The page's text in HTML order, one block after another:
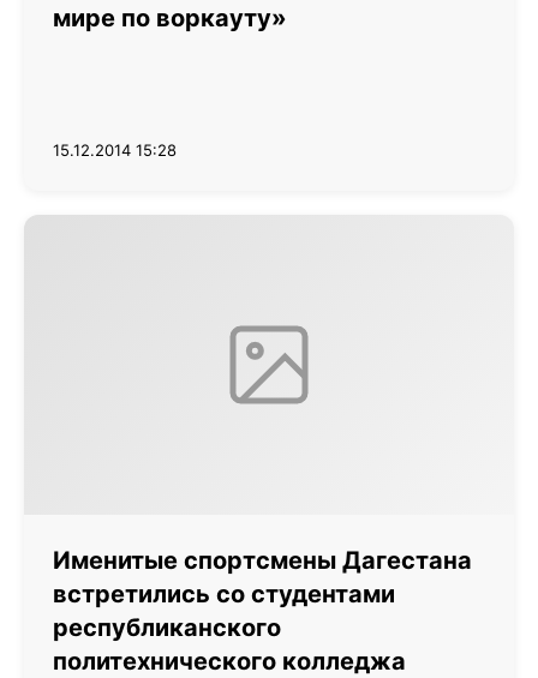
мире по воркауту»
15.12.2014 15:28
Именитые спортсмены Дагестана
встретились со студентами
республиканского
политехнического колледжа